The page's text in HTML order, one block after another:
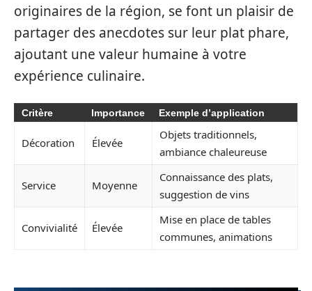
originaires de la région, se font un plaisir de
partager des anecdotes sur leur plat phare,
ajoutant une valeur humaine à votre
expérience culinaire.
Critère Importance Exemple d’application
Décoration Élevée
Objets traditionnels,
ambiance chaleureuse
Service Moyenne
Connaissance des plats,
suggestion de vins
Convivialité Élevée
Mise en place de tables
communes, animations